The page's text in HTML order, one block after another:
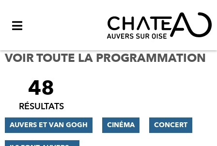
VOIR TOUTE LA PROGRAMMATION
FILTRER
RÉSULTATS
48
RÉSULTATS
AUVERS ET VAN GOGH CINÉMA CONCERT